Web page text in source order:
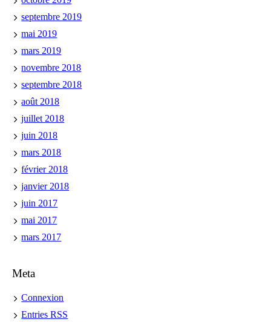
septembre 2019
mai 2019
mars 2019
novembre 2018
septembre 2018
août 2018
juillet 2018
juin 2018
mars 2018
février 2018
janvier 2018
juin 2017
mai 2017
mars 2017
Meta
Connexion
EntriesRSS